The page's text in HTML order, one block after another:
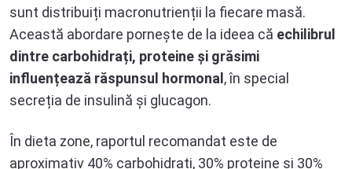
sunt distribuiți macronutrienții la fiecare masă.
Această abordare pornește de la ideea că echilibrul
dintre carbohidrați, proteine și grăsimi
influențează răspunsul hormonal , în special
secreția de insulină și glucagon.
În dieta zone, raportul recomandat este de
aproximativ 40% carbohidrați, 30% proteine și 30%